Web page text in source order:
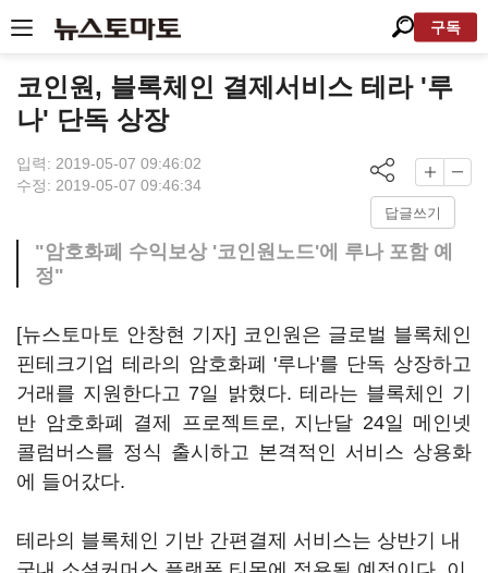
구독
코인원, 블록체인 결제서비스 테라 '루
나' 단독 상장
입력: 2019-05-07 09:46:02
수정: 2019-05-07 09:46:34
답글쓰기
"암호화폐 수익보상 '코인원노드'에 루나 포함 예
정"
[뉴스토마토 안창현 기자] 코인원은 글로벌 블록체인
핀테크기업 테라의 암호화폐 '루나'를 단독 상장하고
거래를 지원한다고 7일 밝혔다. 테라는 블록체인 기
반 암호화폐 결제 프로젝트로, 지난달 24일 메인넷
콜럼버스를 정식 출시하고 본격적인 서비스 상용화
에 들어갔다.
테라의 블록체인 기반 간편결제 서비스는 상반기 내